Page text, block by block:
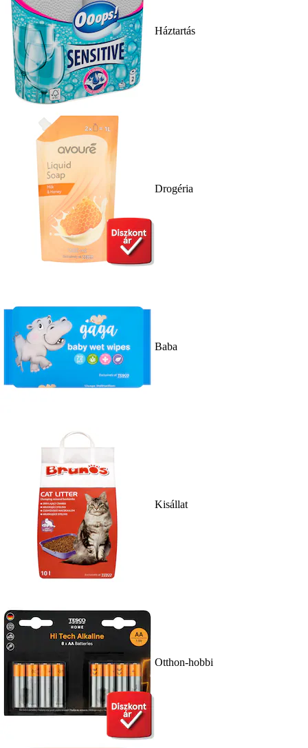
Háztartás
Drogéria
Baba
Kisállat
Otthon-hobbi